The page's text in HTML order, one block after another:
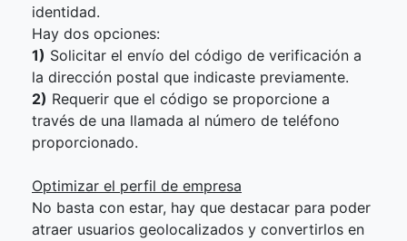
identidad.
Hay dos opciones:
1) Solicitar el envío del código de verificación a
la dirección postal que indicaste previamente.
2) Requerir que el código se proporcione a
través de una llamada al número de teléfono
proporcionado.
Optimizar el perfil de empresa
No basta con estar, hay que destacar para poder
atraer usuarios geolocalizados y convertirlos en